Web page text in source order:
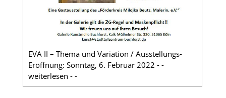
EVA II – Thema und Variation / Ausstellungs-
Eröffnung: Sonntag, 6. Februar 2022 - -
weiterlesen - -